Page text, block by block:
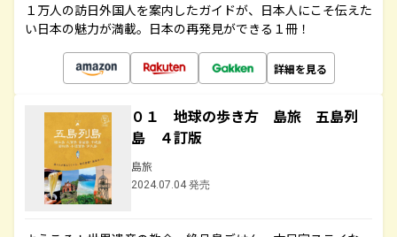
１万人の訪日外国人を案内したガイドが、日本人にこそ伝えた
い日本の魅力が満載。日本の再発見ができる１冊！
詳細を見る
０１ 地球の歩き方 島旅 五島列
島 ４訂版
島旅
2024.07.04 発売